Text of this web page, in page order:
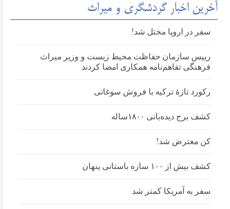
آخرین اخبار گردشگری و میراث
سفر در اروپا مختل شد!
رییس سازمان حفاظت محیط‌ زیست و وزیر میراث‌
فرهنگی تفاهم‌نامه همکاری امضا کردند
رکورد تازۀ ترکیه با فروش سوغاتی
کشف برج دیده‌بانی ۱۸۰۰ساله
کن معترض شد!
کشف بیش از ۱۰۰ سازه باستانی پنهان
سفر به آمریکا کمتر شد